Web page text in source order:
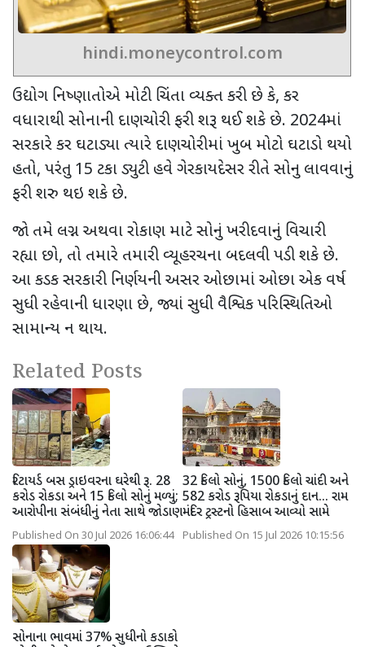
hindi.moneycontrol.com
ઉદ્યોગ નિષ્ણાતોએ મોટી ચિંતા વ્યક્ત કરી છે કે, કર
વધારાથી સોનાની દાણચોરી ફરી શરૂ થઈ શકે છે. 2024માં
સરકારે કર ઘટાડ્યા ત્યારે દાણચોરીમાં ખુબ મોટો ઘટાડો થયો
હતો, પરંતુ15 ટકા ડ્યુટી હવે ગેરકાયદેસર રીતે સોનુ લાવવાનું
ફરી શરુ થઇ શકે છે.
જો તમે લગ્ન અથવા રોકાણ માટે સોનું ખરીદવાનું વિચારી
રહ્યા છો, તો તમારે તમારી વ્યૂહરચના બદલવી પડી શકે છે.
આ કડક સરકારી નિર્ણયની અસર ઓછામાં ઓછા એક વર્ષ
સુધી રહેવાની ધારણા છે, જ્યાં સુધી વૈશ્વિક પરિસ્થિતિઓ
સામાન્ય ન થાય.
Related Posts
રિટાયર્ડ બસ ડ્રાઇવરના ઘરેથી રૂ. 28
કરોડ રોકડા અને 15 કિલો સોનું મળ્યું;
આરોપીના સંબંધીનું નેતા સાથે જોડાણ
Published On 30 Jul 2026 16:06:44
32 કિલો સોનું, 1500 કિલો ચાંદી અને
582 કરોડ રૂપિયા રોકડાનું દાન... રામ
મંદિર ટ્રસ્ટનો હિસાબ આવ્યો સામે
Published On 15 Jul 2026 10:15:56
સોનાના ભાવમાં 37% સુધીનો કડાકો